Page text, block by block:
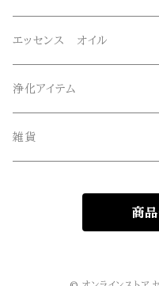
オリジナルエッセンススプレー
オリジナルサンキャッチャー
オリジナル雑貨
ネックレス・ペンダントトップ
ルース・タンブル
丸玉・ポイント
エッセンス オイル
浄化アイテム
雑貨
商